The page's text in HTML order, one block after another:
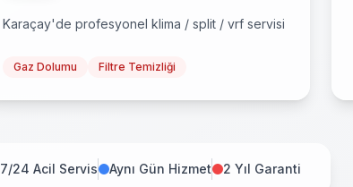
Karaçay'de profesyonel klima / split / vrf servisi
Gaz Dolumu Filtre Temizliği
7/24 Acil Servis Aynı Gün Hizmet 2 Yıl Garanti